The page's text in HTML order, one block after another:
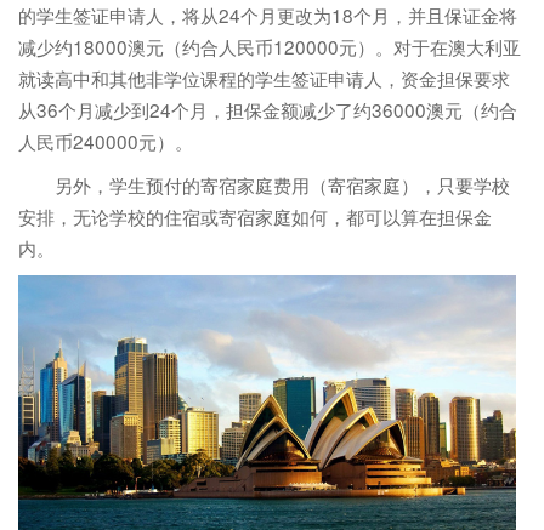
的学生签证申请人，将从24个月更改为18个月，并且保证金将
减少约18000澳元（约合人民币120000元）。对于在澳大利亚
就读高中和其他非学位课程的学生签证申请人，资金担保要求
从36个月减少到24个月，担保金额减少了约36000澳元（约合
人民币240000元）。
另外，学生预付的寄宿家庭费用（寄宿家庭），只要学校
安排，无论学校的住宿或寄宿家庭如何，都可以算在担保金
内。